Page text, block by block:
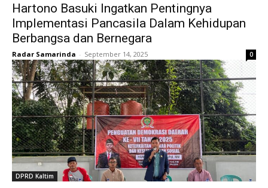
Hartono Basuki Ingatkan Pentingnya
Implementasi Pancasila Dalam Kehidupan
Berbangsa dan Bernegara
Radar Samarinda - September 14, 2025 0
DPRD Kaltim